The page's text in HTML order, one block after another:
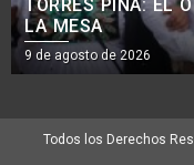
TORRES PIÑA: EL
LA MESA
9 de agosto de 2026
Todos los Derechos